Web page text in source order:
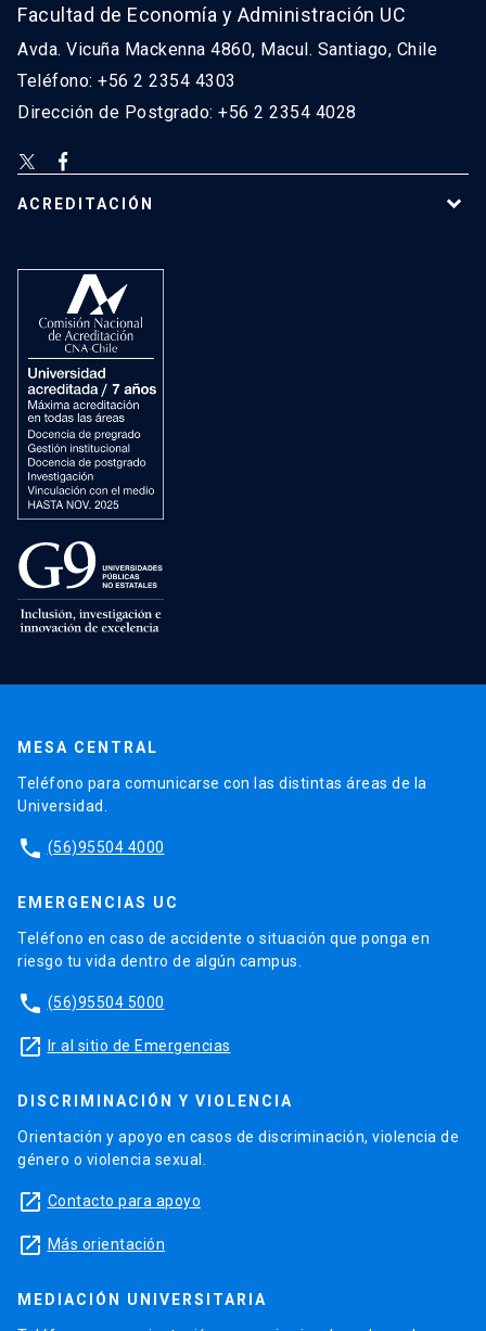
Facultad de Economía y Administración UC
Avda. Vicuña Mackenna 4860, Macul. Santiago, Chile
Teléfono: +56 2 2354 4303
Dirección de Postgrado: +56 2 2354 4028
ACREDITACIÓN
MESA CENTRAL
Teléfono para comunicarse con las distintas áreas de la
Universidad.
phone (56)95504 4000
EMERGENCIAS UC
Teléfono en caso de accidente o situación que ponga en
riesgo tu vida dentro de algún campus.
phone (56)95504 5000
launch Ir al sitio de Emergencias
DISCRIMINACIÓN Y VIOLENCIA
Orientación y apoyo en casos de discriminación, violencia de
género o violencia sexual.
launch Contacto para apoyo
launch Más orientación
MEDIACIÓN UNIVERSITARIA